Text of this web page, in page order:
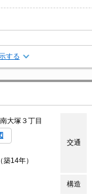
する
大塚３丁目
交通
14年）
構造